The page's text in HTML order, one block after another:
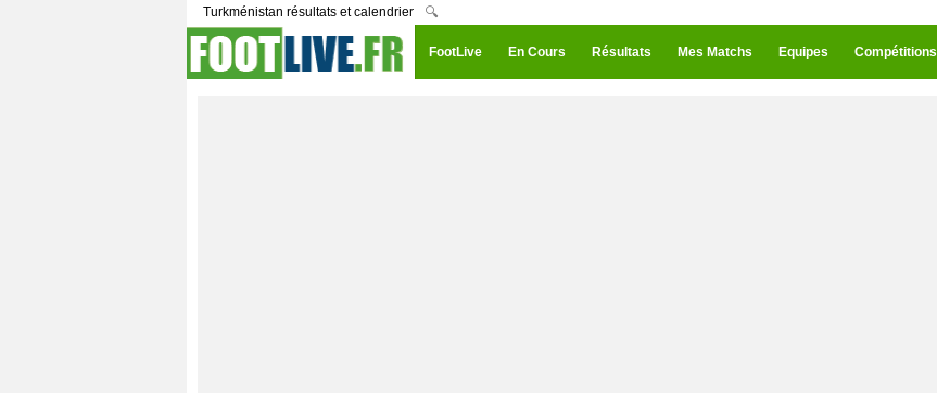
Turkménistan résultats et calendrier 🔍
FootLive En Cours Résultats Mes Matchs Equipes Compétitions